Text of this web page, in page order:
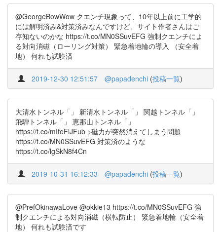
@GeorgeBowWow クエンチ現象って、10年以上前に工学的
には解明済み&対策済みなんですけど、サイト作者さんはご
存知ないのかな https://t.co/MN0SSuvEFG 強制クエンチによ
る対向消磁（ローリング対策） 緊急着地輪の導入 （安全着
地） 何れも試験済
2019-12-30 12:51:57 @papadenchi (投稿一覧)
大清水トンネル「」 新清水トンネル「」 関越トンネル「」
飛騨トンネル「」 恵那山トンネル「」
https://t.co/mIfeFlJFub >磁力が突然消えてしまう問題
https://t.co/MN0SSuvEFG 対策済のような
https://t.co/lgSkN8f4Cn
2019-10-31 16:12:33 @papadenchi (投稿一覧)
@PrefOkinawaLove @okkie13 https://t.co/MN0SSuvEFG 強
制クエンチによる対向消磁（横転防止） 緊急着地輪（安全着
地） 何れも試験済です